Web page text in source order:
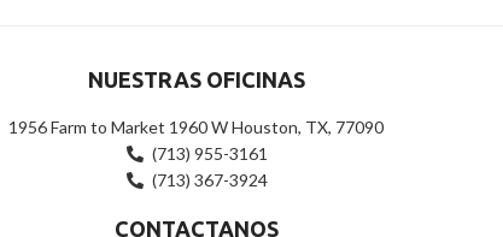
NUESTRAS OFICINAS
1956 Farm to Market 1960 W Houston, TX, 77090
(713) 955-3161
(713) 367-3924
CONTACTANOS